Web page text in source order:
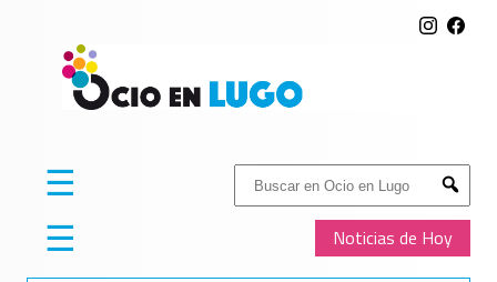
Buscar:
Submit
Noticias de Hoy
☰
☰